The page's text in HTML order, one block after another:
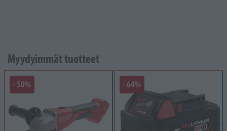
Myydyimmät tuotteet
- 50% - 64%